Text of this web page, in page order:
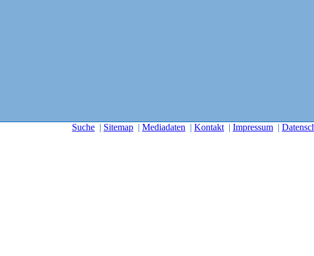
Suche | Sitemap | Mediadaten | Kontakt | Impressum |